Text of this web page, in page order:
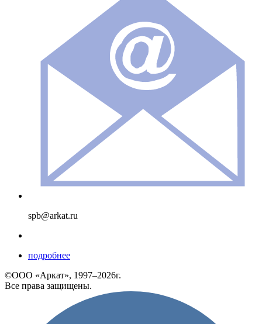
spb@arkat.ru
подробнее
©ООО «Аркат», 1997–2026г.
Все права защищены.